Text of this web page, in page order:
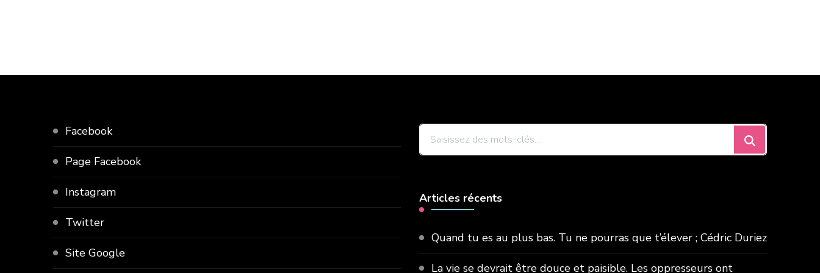
Facebook
Page Facebook
Instagram
Twitter
Site Google
Vous
recherchiez
?
Articles récents
Quand tu es au plus bas. Tu ne pourras que t’élever ; Cédric Duriez
La vie se devrait être douce et paisible. Les oppresseurs ont